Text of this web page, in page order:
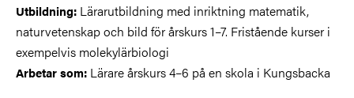
Utbildning: Lärarutbildning med inriktning matematik,
naturvetenskap och bild för årskurs 1–7. Fristående kurser i
exempelvis molekylärbiologi
Arbetar som: Lärare årskurs 4–6 på en skola i Kungsbacka